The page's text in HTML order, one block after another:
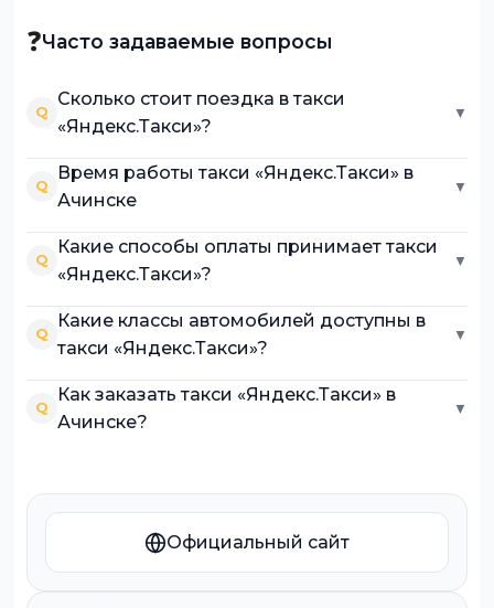
❓Часто задаваемые вопросы
Q
Сколько стоит поездка в такси
«Яндекс.Такси»?
▼
Q
Время работы такси «Яндекс.Такси» в
Ачинске
▼
Q
Какие способы оплаты принимает такси
«Яндекс.Такси»?
▼
Q
Какие классы автомобилей доступны в
такси «Яндекс.Такси»?
▼
Q
Как заказать такси «Яндекс.Такси» в
Ачинске?
▼
Официальный сайт